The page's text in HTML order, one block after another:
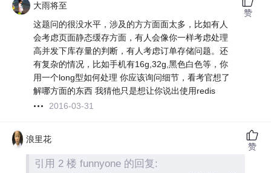
大雨将至
这题问的很没水平，涉及的方方面面太多，比如有人
会考虑页面静态缓存方面，有人会像你一样考虑处理
高并发下库存量的判断，有人考虑订单存储问题。还
有复杂的情况，比如手机有16g,32g,黑色白色等，你
用一个long型如何处理 你应该询问细节，看考官想了
解哪方面的东西 我猜他只是想让你说出使用redis
2016-03-31
赞
浪里花
引用 2 楼 funnyone 的回复:
赞